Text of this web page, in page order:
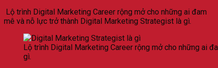
Lộ trình Digital Marketing Career rộng mở cho những ai đam
mê và nỗ lực trở thành Digital Marketing Strategist là gì.
Lộ trình Digital Marketing Career rộng mở cho những ai
gì.